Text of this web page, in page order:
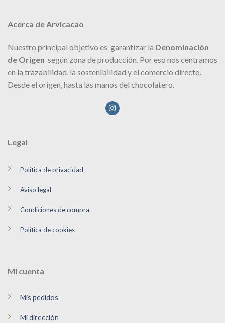
Acerca de Arvicacao
Nuestro principal objetivo es garantizar la Denominación
de Origen según zona de producción. Por eso nos centramos
en la trazabilidad, la sostenibilidad y el comercio directo.
Desde el origen, hasta las manos del chocolatero.
Mi cuenta
Mis pedidos
Mi dirección
Legal
Política de privacidad
Aviso legal
Condiciones de compra
Política de cookies